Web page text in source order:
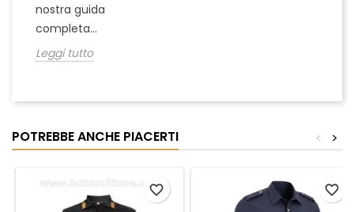
nostra guida
completa...
Leggi tutto
POTREBBE ANCHE PIACERTI >
<
favorite_border favorite_border